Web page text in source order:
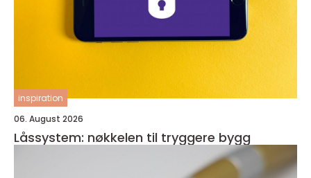
inspiration
06. August 2026
Låssystem: nøkkelen til tryggere bygg